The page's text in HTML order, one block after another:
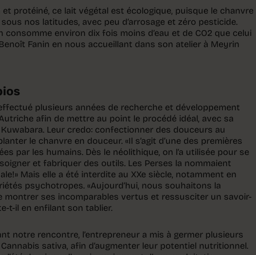
et protéiné, ce lait végétal est écologique, puisque le chanvre
nos latitudes, avec peu d’arrosage et zéro pesticide.
consomme environ dix fois moins d’eau et de CO2 que celui
Fanin en nous accueillant dans son atelier à Meyrin
plusieurs années de recherche et développement
afin de mettre au point le procédé idéal, avec sa
Leur credo: confectionner des douceurs au
le chanvre en douceur. «Il s’agit d’une des premières
par les humains. Dès le néolithique, on l’a utilisée pour se
et fabriquer des outils. Les Perses la nommaient
Mais elle a été interdite au XXe siècle, notamment en
psychotropes. «Aujourd’hui, nous souhaitons la
montrer ses incomparables vertus et ressusciter un savoir-
t-il en enfilant son tablier.
notre rencontre, l’entrepreneur a mis à germer plusieurs
sativa, afin d’augmenter leur potentiel nutritionnel.